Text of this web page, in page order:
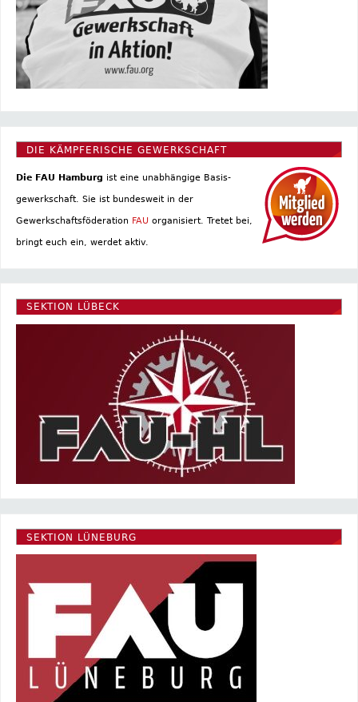
DIE KÄMPFERISCHE GEWERKSCHAFT
Die FAU Hamburg ist eine un­abhängige Basis­
gewerkschaft. Sie ist bundesweit in der
Gewerkschaftsföderation FAU organisiert. Tretet bei,
bringt euch ein, werdet aktiv.
SEKTION LÜBECK
SEKTION LÜNEBURG